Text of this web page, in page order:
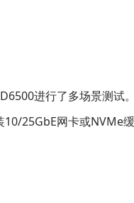
进行了多场景测
25GbE网卡或